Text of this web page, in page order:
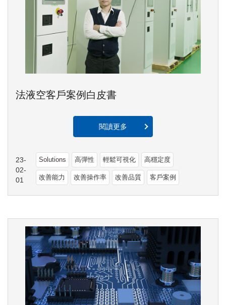
法液空客戶案例白皮書
閱讀更多
23-
02-
01
Solutions 高彈性 輕鬆可視化 高穩定度
改善能力 改善操作率 改善品質 客戶案例